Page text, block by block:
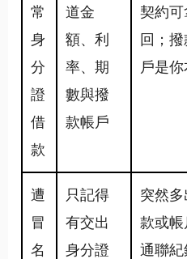
常
身
分
證
借
款
道金
額、利
率、期
數與撥
款帳戶
契約可
回；撥
戶是你
遭
冒
名
只記得
有交出
身分證
突然多
款或帳
通聯紀